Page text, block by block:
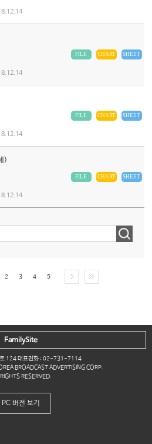
SHEET
CHART
FILE
SHEET
CHART
FILE
)
SHEET
CHART
FILE
2 3 4 5
로 124 대표전화 : 02-731-7114
BROADCAST ADVERTISING CORP.
RESERVED.
FamilySite
PC 버전 보기